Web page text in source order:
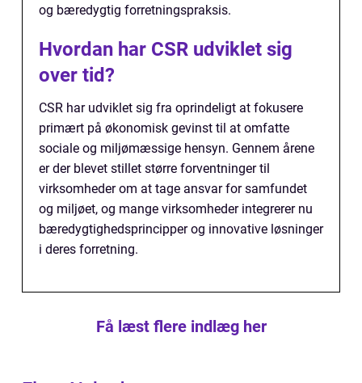
og bæredygtig forretningspraksis.
Hvordan har CSR udviklet sig
over tid?
CSR har udviklet sig fra oprindeligt at fokusere
primært på økonomisk gevinst til at omfatte
sociale og miljømæssige hensyn. Gennem årene
er der blevet stillet større forventninger til
virksomheder om at tage ansvar for samfundet
og miljøet, og mange virksomheder integrerer nu
bæredygtighedsprincipper og innovative løsninger
i deres forretning.
Få læst flere indlæg her